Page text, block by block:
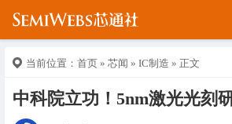
当前位置： 首页 » 芯闻 » IC制造 » 正文
中科院立功！5nm激光光刻